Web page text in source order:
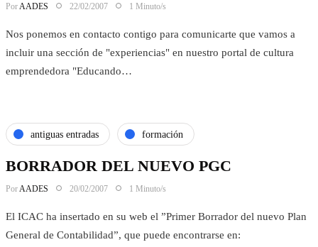
PorAADES 22/02/2007 1 Minuto/s
Nos ponemos en contacto contigo para comunicarte que vamos a
incluir una sección de "experiencias" en nuestro portal de cultura
emprendedora "Educando…
antiguas entradas formación
BORRADOR DEL NUEVO PGC
PorAADES 20/02/2007 1 Minuto/s
El ICAC ha insertado en su web el ”Primer Borrador del nuevo Plan
General de Contabilidad”, que puede encontrarse en: